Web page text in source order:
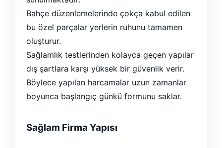
Bahçe düzenlemelerinde çokça kabul edilen
bu özel parçalar yerlerin ruhunu tamamen
oluşturur.
Sağlamlık testlerinden kolayca geçen yapılar
dış şartlara karşı yüksek bir güvenlik verir.
Böylece yapılan harcamalar uzun zamanlar
boyunca başlangıç günkü formunu saklar.
Sağlam Firma Yapısı